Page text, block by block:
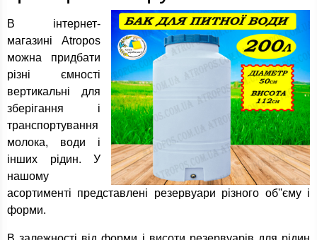
В інтернет-
магазині Atropos
можна придбати
різні ємності
вертикальні для
зберігання і
транспортування
молока, води і
інших рідин. У
нашому
асортименті представлені резервуари різного об''єму і
форми.